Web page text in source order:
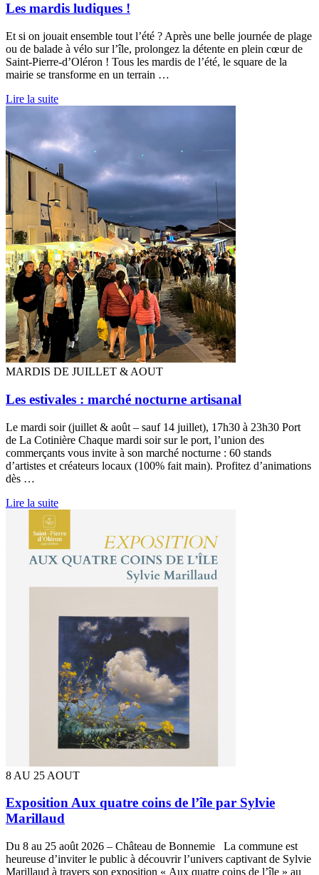
Les mardis ludiques !
Et si on jouait ensemble tout l’été ? Après une belle journée de plage
ou de balade à vélo sur l’île, prolongez la détente en plein cœur de
Saint-Pierre-d’Oléron ! Tous les mardis de l’été, le square de la
mairie se transforme en un terrain …
Lire la suite
MARDIS DE JUILLET & AOUT
Les estivales : marché nocturne artisanal
Le mardi soir (juillet & août – sauf 14 juillet), 17h30 à 23h30 Port
de La Cotinière Chaque mardi soir sur le port, l’union des
commerçants vous invite à son marché nocturne : 60 stands
d’artistes et créateurs locaux (100% fait main). Profitez d’animations
dès …
Lire la suite
8 AU 25 AOUT
Exposition Aux quatre coins de l’île par Sylvie
Marillaud
Du 8 au 25 août 2026 – Château de Bonnemie La commune est
heureuse d’inviter le public à découvrir l’univers captivant de Sylvie
Marillaud à travers son exposition « Aux quatre coins de l’île » au